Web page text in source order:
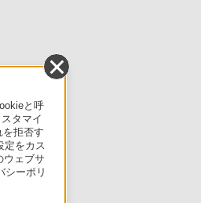
と呼
タマイ
を拒否す
定をカス
ウェブサ
シーポリ